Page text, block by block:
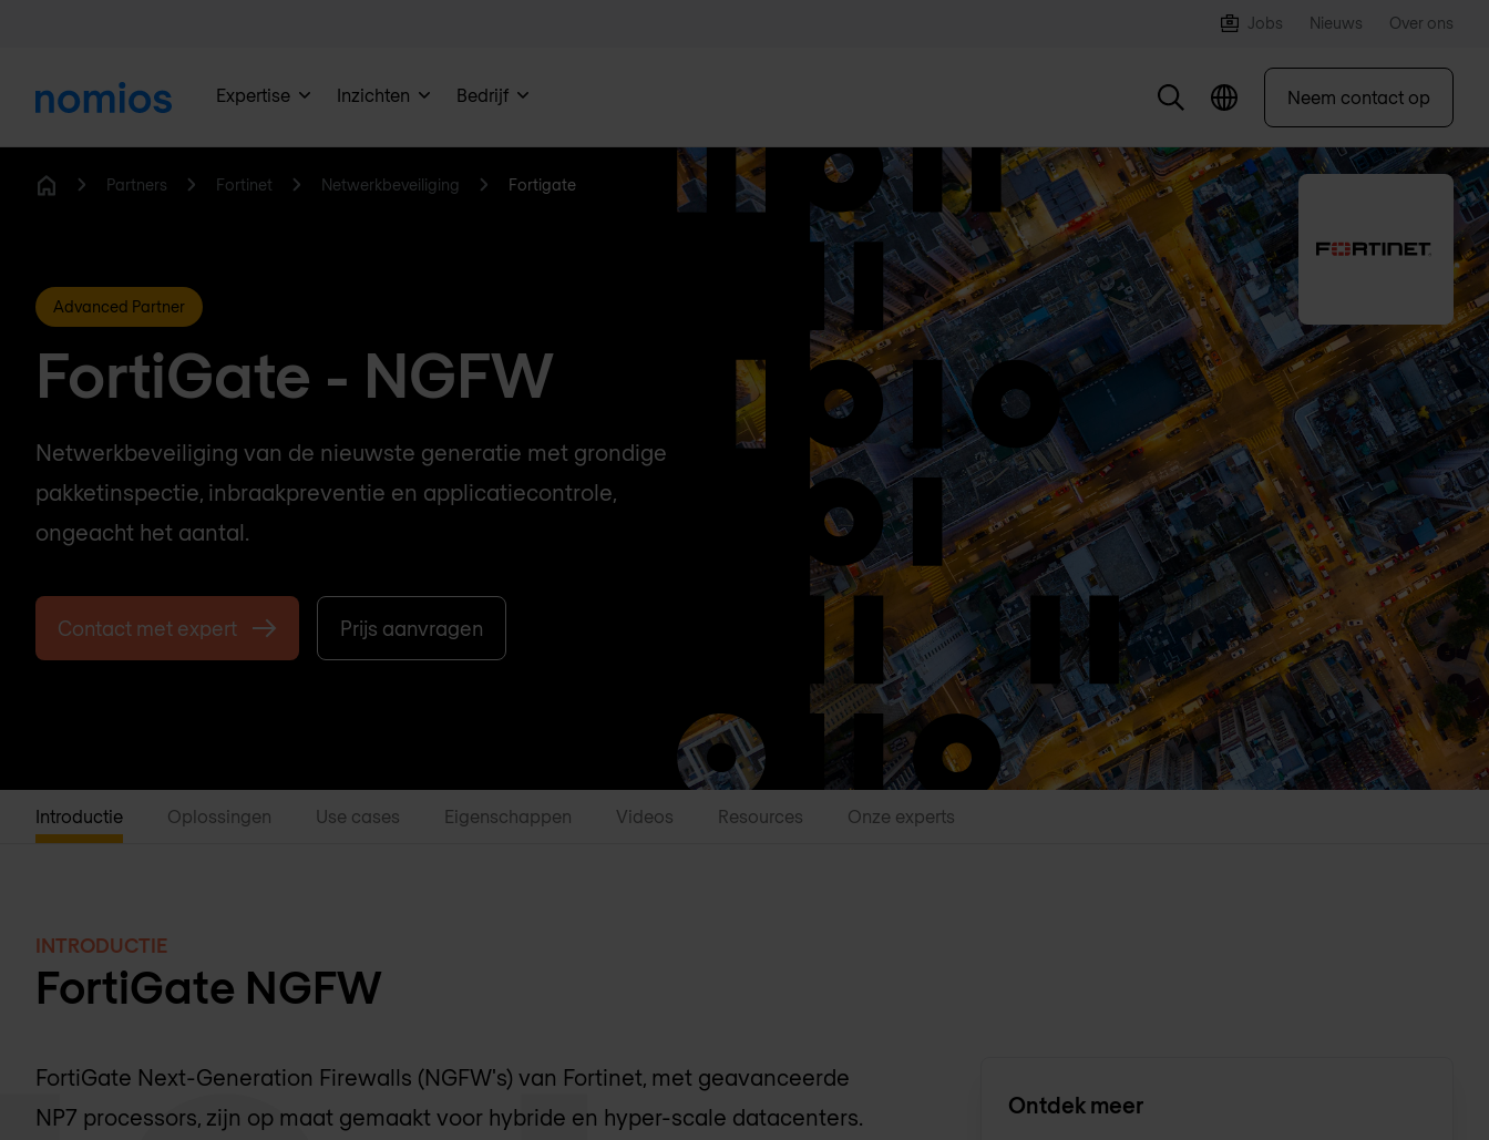
Jobs Nieuws Over ons
Expertise Inzichten Bedrijf Neem contact op
Partners Fortinet Netwerkbeveiliging Fortigate
Advanced Partner
FortiGate - NGFW
Netwerkbeveiliging van de nieuwste generatie met grondige
pakketinspectie, inbraakpreventie en applicatiecontrole,
ongeacht het aantal.
Contact met expert Prijs aanvragen
Introductie Oplossingen Use cases Eigenschappen Videos Resources Onze experts
INTRODUCTIE
FortiGate NGFW
FortiGate Next-Generation Firewalls (NGFW's) van Fortinet, met geavanceerde
NP7 processors, zijn op maat gemaakt voor hybride en hyper-scale datacenters.
Ontdek meer